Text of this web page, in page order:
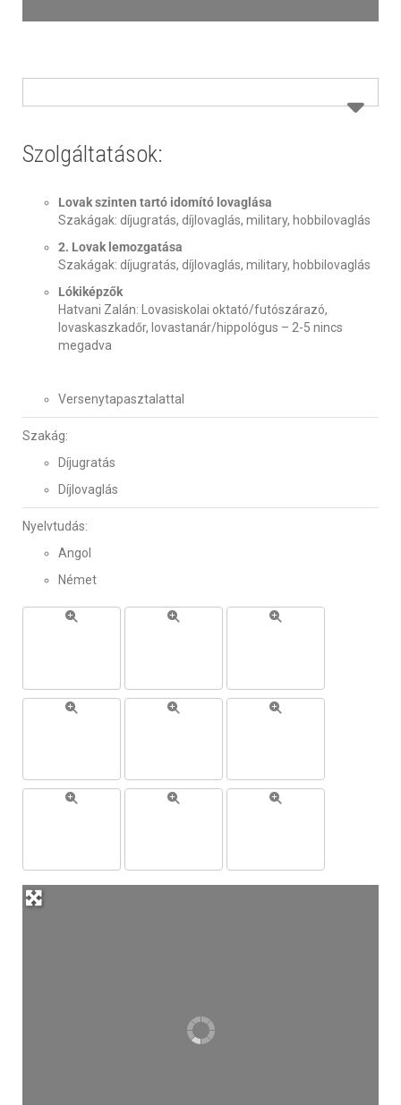
Szolgáltatások:
Lovak szinten tartó idomító lovaglása
Szakágak: díjugratás, díjlovaglás, military, hobbilovaglás
2. Lovak lemozgatása
Szakágak: díjugratás, díjlovaglás, military, hobbilovaglás
Lókiképzők
Hatvani Zalán: Lovasiskolai oktató/futószárazó,
lovaskaszkadőr, lovastanár/hippológus – 2-5 nincs
megadva
Versenytapasztalattal
Szakág:
Díjugratás
Díjlovaglás
Nyelvtudás:
Angol
Német